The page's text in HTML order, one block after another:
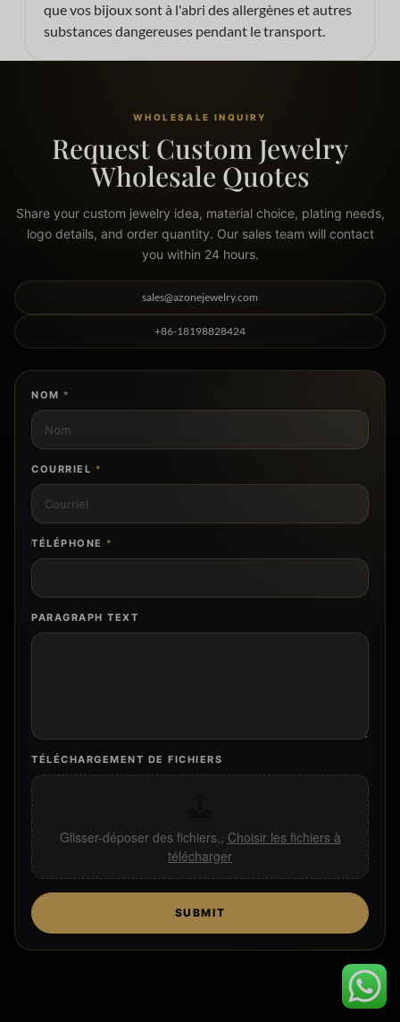
que vos bijoux sont à l'abri des allergènes et autres
substances dangereuses pendant le transport.
WHOLESALE INQUIRY
Request Custom Jewelry
Wholesale Quotes
Share your custom jewelry idea, material choice, plating needs,
logo details, and order quantity. Our sales team will contact
you within 24 hours.
sales@azonejewelry.com
+86-18198828424
NOM *
COURRIEL *
TÉLÉPHONE *
PARAGRAPH TEXT
TÉLÉCHARGEMENT DE FICHIERS
Glisser-déposer des fichiers,, Choisir les fichiers à
télécharger
SUBMIT